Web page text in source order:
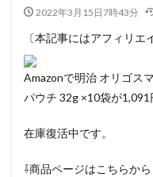
2022年3月15日7時43分
〔本記事にはアフィリエ
Amazonで明治 オリゴス
パウチ 32g ×10袋が1,091
在庫復活中です。
⇩商品ページはこちらから